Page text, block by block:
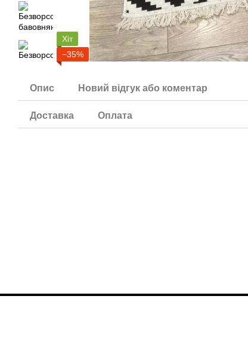
Хіт
−35%
Опис Новий відгук або коментар
Доставка Оплата